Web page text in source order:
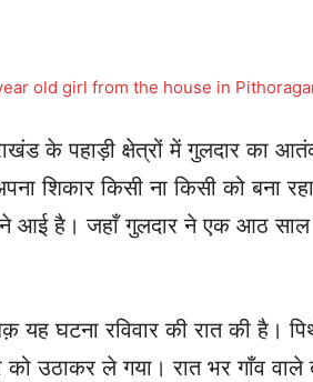
के पहाड़ी क्षेत्रों में गुलदार का
शिकार किसी ना किसी को बना
आई है। जहाँ गुलदार ने एक आठ साल
यह घटना रविवार की रात की है।
को उठाकर ले गया। रात भर गाँव